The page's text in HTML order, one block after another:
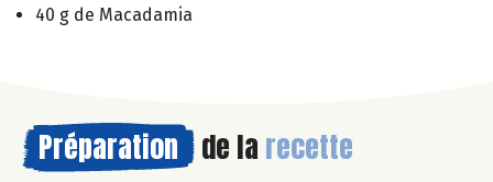
40 g de Macadamia
Préparation de la recette